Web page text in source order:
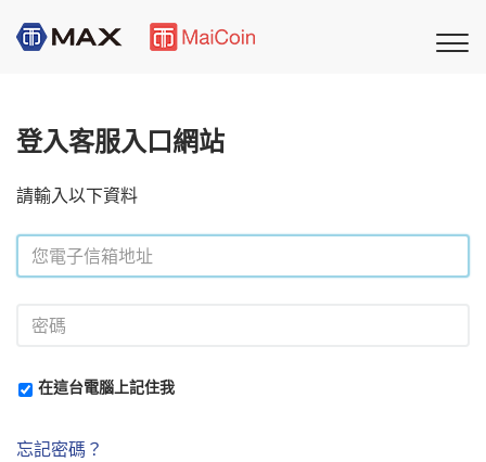
登入客服入口網站
請輸入以下資料
在這台電腦上記住我
忘記密碼？